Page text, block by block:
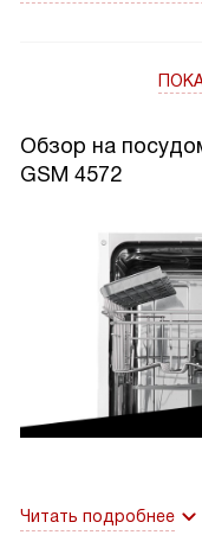
Обзор на
GSM 4572
Читать подробнее